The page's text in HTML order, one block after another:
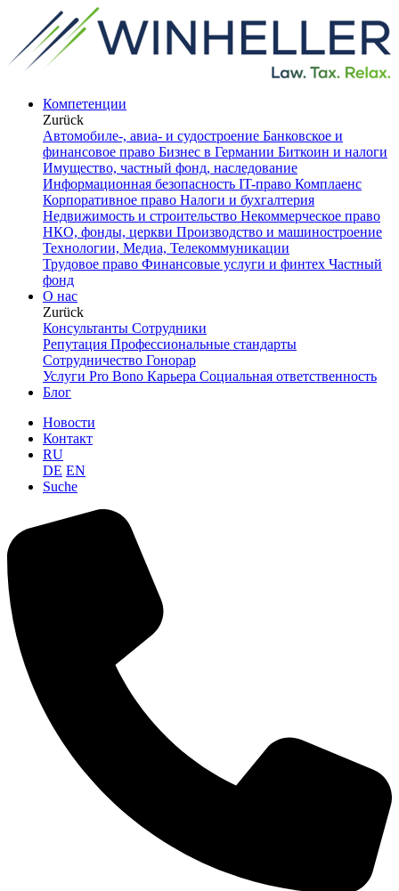
Компетенции
Zurück
Автомобиле-, авиа- и судостроение Банковское и
финансовое право Бизнес в Германии Биткоин и налоги
Имущество, частный фонд, наследование
Информационная безопасность IT-право Комплаенс
Корпоративное право Налоги и бухгалтерия
Недвижимость и строительство Некоммерческое право
НКО, фонды, церкви Производство и машиностроение
Технологии, Медиа, Телекоммуникации
Трудовое право Финансовые услуги и финтех Частный
фонд
О нас
Zurück
Консультанты Сотрудники
Репутация Профессиональные стандарты
Сотрудничество Гонорар
Услуги Pro Bono Карьера Социальная ответственность
Блог
Новости
Контакт
RU
DE EN
Suche